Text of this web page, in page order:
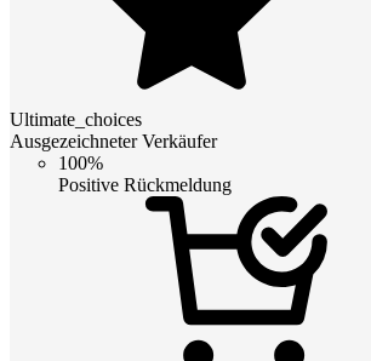
Ultimate_choices
Ausgezeichneter Verkäufer
100%
Positive Rückmeldung